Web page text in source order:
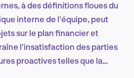
EN
FR
à des définitions floues du
interne de l'équipe, peut
sur le plan financier et
l'insatisfaction des parties
proactives telles que la